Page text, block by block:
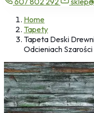
Home
Tapety
Tapeta Deski
Odcieniach Szarości